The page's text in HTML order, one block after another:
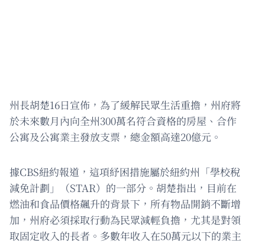
州長胡楚16日宣佈，為了緩解民眾生活重擔，州府將
於未來數月內向全州300萬名符合資格的房屋、合作
公寓及公寓業主發放支票，總金額高達20億元。
據CBS紐約報道，這項紓困措施屬於紐約州「學校稅
減免計劃」（STAR）的一部分。胡楚指出，目前在
燃油和食品價格飆升的背景下，所有物品開銷不斷增
加，州府必須採取行動為民眾減輕負擔，尤其是對領
取固定收入的長者。多數年收入在50萬元以下的業主